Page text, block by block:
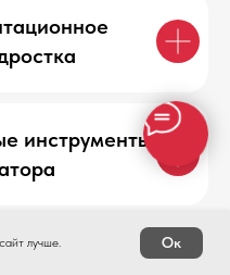
инструменты
как
лучше. Ок